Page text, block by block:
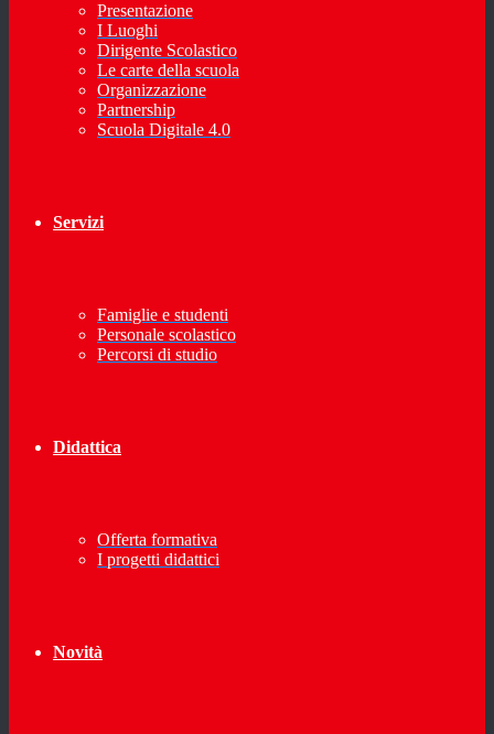
Presentazione
I Luoghi
Dirigente Scolastico
Le carte della scuola
Organizzazione
Partnership
Scuola Digitale 4.0
Servizi
Famiglie e studenti
Personale scolastico
Percorsi di studio
Didattica
Offerta formativa
I progetti didattici
Novità